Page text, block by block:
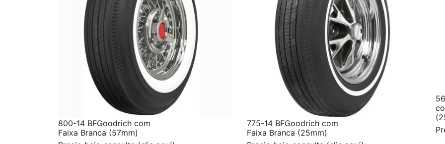
800-14 BFGoodrich com
Faixa Branca (57mm)
775-14 BFGoodrich com
Faixa Branca (25mm)